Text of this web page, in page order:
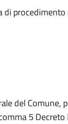
di
del Comune,
5 Decreto